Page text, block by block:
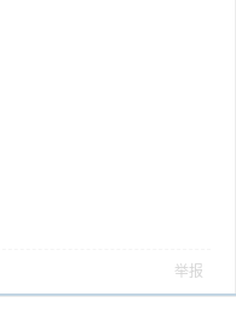
举报